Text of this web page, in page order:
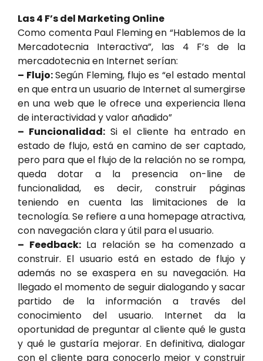
Las 4 F’s del Marketing Online
Como comenta Paul Fleming en “Hablemos de la
Mercadotecnia Interactiva”, las 4 F’s de la
mercadotecnia en Internet serían:
– Flujo:Según Fleming, flujo es “el estado mental
en que entra un usuario de Internet al sumergirse
en una web que le ofrece una experiencia llena
de interactividad y valor añadido”
– Funcionalidad: Si el cliente ha entrado en
estado de flujo, está en camino de ser captado,
pero para que el flujo de la relación no se rompa,
queda dotar a la presencia on-line de
funcionalidad, es decir, construir páginas
teniendo en cuenta las limitaciones de la
tecnología. Se refiere a una homepage atractiva,
con navegación clara y útil para el usuario.
– Feedback:La relación se ha comenzado a
construir. El usuario está en estado de flujo y
además no se exaspera en su navegación. Ha
llegado el momento de seguir dialogando y sacar
partido de la información a través del
conocimiento del usuario. Internet da la
oportunidad de preguntar al cliente qué le gusta
y qué le gustaría mejorar. En definitiva, dialogar
con el cliente para conocerlo mejor y construir